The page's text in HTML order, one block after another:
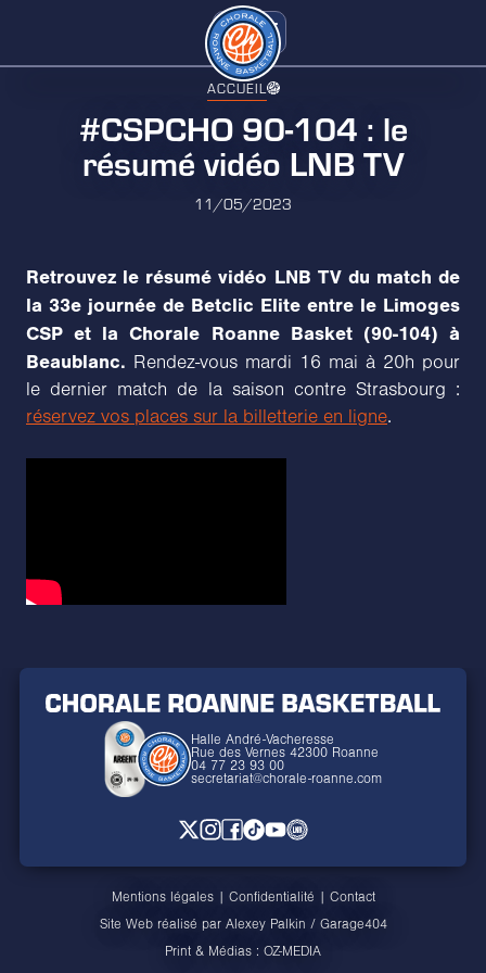
ACCUEIL
#CSPCHO 90-104 : le
résumé vidéo LNB TV
11/05/2023
Retrouvez le résumé vidéo LNB TV du match de
la 33e journée de Betclic Elite entre le Limoges
CSP et la Chorale Roanne Basket (90-104) à
Beaublanc. Rendez-vous mardi 16 mai à 20h pour
le dernier match de la saison contre Strasbourg :
réservez vos places sur la billetterie en ligne.
Halle André-Vacheresse
Rue des Vernes 42300 Roanne
04 77 23 93 00
secretariat@chorale-roanne.com
Mentions légales| Confidentialité | Contact
Site Web réalisé par Alexey Palkin / Garage404
Print & Médias : OZ-MEDIA